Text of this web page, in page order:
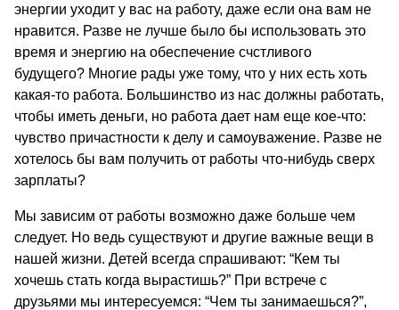
энергии уходит у вас на работу, даже если она вам не
нравится. Разве не лучше было бы использовать это
время и энергию на обеспечение счстливого
будущего? Многие рады уже тому, что у них есть хоть
какая-то работа. Большинство из нас должны работать,
чтобы иметь деньги, но работа дает нам еще кое-что:
чувство причастности к делу и самоуважение. Разве не
хотелось бы вам получить от работы что-нибудь сверх
зарплаты?
Мы зависим от работы возможно даже больше чем
следует. Но ведь существуют и другие важные вещи в
нашей жизни. Детей всегда спрашивают: “Кем ты
хочешь стать когда вырастишь?” При встрече с
друзьями мы интересуемся: “Чем ты занимаешься?”,